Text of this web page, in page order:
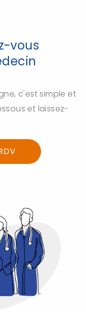
vous
c'est simple et
et laissez-